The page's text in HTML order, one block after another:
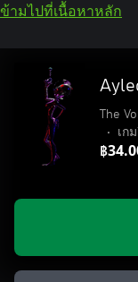
ข้ามไปที่เนื้อหาหลัก
The
•
เก
฿